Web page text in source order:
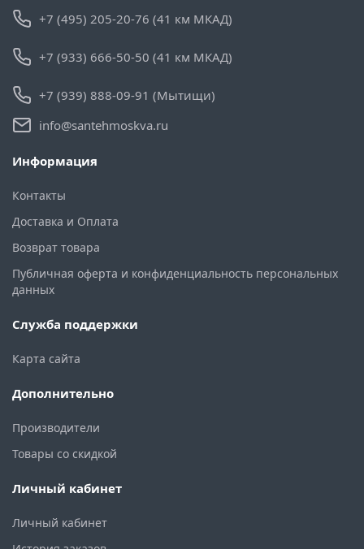
+7 (495) 205-20-76 (41 км МКАД)
+7 (933) 666-50-50 (41 км МКАД)
+7 (939) 888-09-91 (Мытищи)
info@santehmoskva.ru
Информация
Контакты
Доставка и Оплата
Возврат товара
Публичная оферта и конфиденциальность персональных
данных
Служба поддержки
Карта сайта
Дополнительно
Производители
Товары со скидкой
Личный кабинет
Личный кабинет